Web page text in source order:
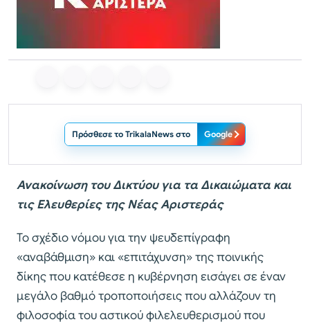
Πρόσθεσε το TrikalaNews στο Google
Ανακοίνωση του Δικτύου για τα Δικαιώματα και
τις Ελευθερίες της Νέας Αριστεράς
Το σχέδιο νόμου για την ψευδεπίγραφη
«αναβάθμιση» και «επιτάχυνση» της ποινικής
δίκης που κατέθεσε η κυβέρνηση εισάγει σε έναν
μεγάλο βαθμό τροποποιήσεις που αλλάζουν τη
φιλοσοφία του αστικού φιλελευθερισμού που